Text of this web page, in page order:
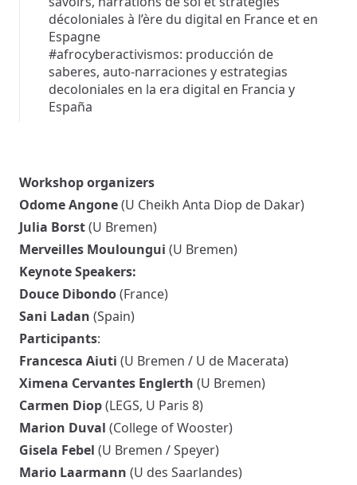
décoloniales à l’ère du digital en France et en
Espagne
#afrocyberactivismos: producción de
saberes, auto-narraciones y estrategias
decoloniales en la era digital en Francia y
España
Workshop organizers
Odome Angone(U Cheikh Anta Diop de Dakar)
Julia Borst(U Bremen)
Merveilles Mouloungui (U Bremen)
Keynote Speakers:
Douce Dibondo(France)
Sani Ladan (Spain)
Participants:
Francesca Aiuti (U Bremen / U de Macerata)
Ximena Cervantes Englerth (U Bremen)
Carmen Diop(LEGS, U Paris 8)
Marion Duval (College of Wooster)
Gisela Febel (U Bremen / Speyer)
Mario Laarmann (U des Saarlandes)